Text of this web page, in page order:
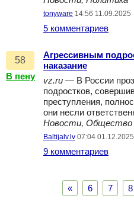
tonyware 14:56 11.09.2025
5 комментариев
58
В пену
Агрессивным
наказание
vz.ru — В России
подростков,
преступления,
они несли
Новости, Общество
Baltijalv.lv 07:04 01.12.2025
9 комментариев
« 6 7 8